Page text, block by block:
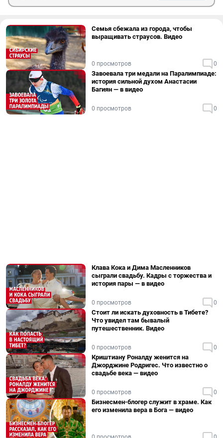
Семья сбежала из города, чтобы
выращивать страусов. Видео
0 просмотров 0
Завоевала три медали на Паралимпиаде:
история сильной духом Анастасии
Багиян — в видео
0 просмотров 0
Клава Кока и Дима Масленников
сыграли свадьбу. Кадры с торжества и
история пары — в видео
0 просмотров 0
Стоит ли искать духовность в Тибете?
Что увидел там бывалый
путешественник. Видео
0 просмотров 0
Криштиану Роналду женится на
Джорджине Родригес. Что известно о
свадьбе века — видео
0 просмотров 0
Бизнесмен-блогер служит в храме. Как
его изменила вера в Бога — видео